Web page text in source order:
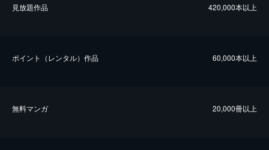
⾒放題作品 420,000本以上
ポイント（レンタル）作品 60,000本以上
無料マンガ 20,000冊以上